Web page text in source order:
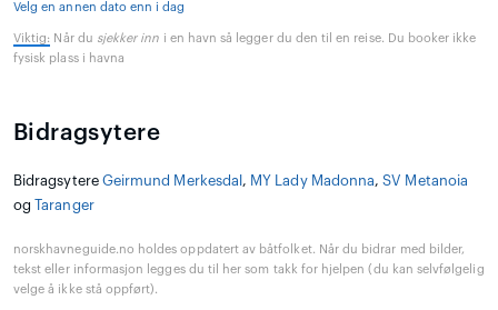
Velg en annen dato enn i dag
Viktig: Når du sjekker inn i en havn så legger du den til en reise. Du booker ikke
fysisk plass i havna
Bidragsytere
Bidragsytere Geirmund Merkesdal , MY Lady Madonna,SV Metanoia
ogTaranger
norskhavneguide.no holdes oppdatert av båtfolket. Når du bidrar med bilder,
tekst eller informasjon legges du til her som takk for hjelpen (du kan selvfølgelig
velge å ikke stå oppført).